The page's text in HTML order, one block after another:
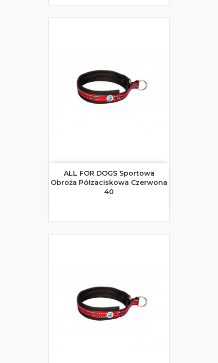
ALL FOR DOGS Sportowa
Obroża Półzaciskowa Czerwona
40